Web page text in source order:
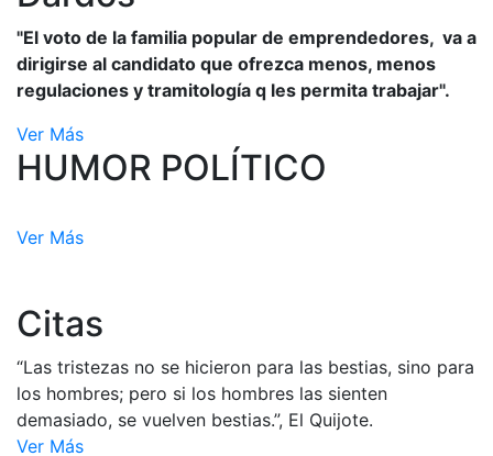
"El voto de la familia popular de emprendedores, va a
dirigirse al candidato que ofrezca menos, menos
regulaciones y tramitología q les permita trabajar".
Ver Más
HUMOR POLÍTICO
Ver Más
Citas
“Las tristezas no se hicieron para las bestias, sino para
los hombres; pero si los hombres las sienten
demasiado, se vuelven bestias.”, El Quijote.
Ver Más